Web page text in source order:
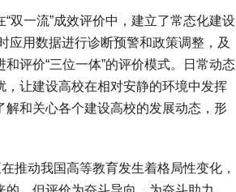
一流”成效评价中，建立了常态化建设
应用数据进行诊断预警和政策调整，及
评价“三位一体”的评价模式。日常动态
让建设高校在相对安静的环境中发挥
和关心各个建设高校的发展动态，形
动我国高等教育发生着格局性变化，